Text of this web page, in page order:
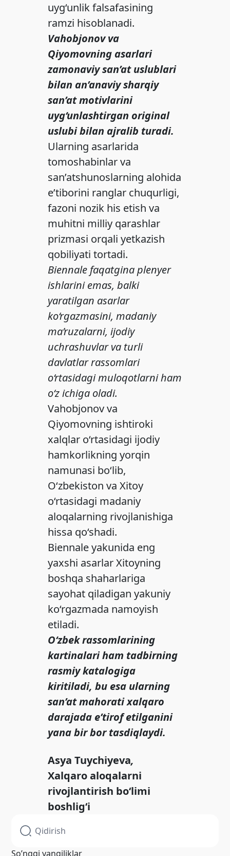
uyg‘unlik falsafasining
ramzi hisoblanadi.
Vahobjonov va
Qiyomovning asarlari
zamonaviy san’at uslublari
bilan an’anaviy sharqiy
san’at motivlarini
uyg‘unlashtirgan original
uslubi bilan ajralib turadi.
Ularning asarlarida
tomoshabinlar va
san’atshunoslarning alohida
e’tiborini ranglar chuqurligi,
fazoni nozik his etish va
muhitni milliy qarashlar
prizmasi orqali yetkazish
qobiliyati tortadi.
Biennale faqatgina plenyer
ishlarini emas, balki
yaratilgan asarlar
ko‘rgazmasini, madaniy
ma’ruzalarni, ijodiy
uchrashuvlar va turli
davlatlar rassomlari
o‘rtasidagi muloqotlarni ham
o‘z ichiga oladi.
Vahobjonov va
Qiyomovning ishtiroki
xalqlar o‘rtasidagi ijodiy
hamkorlikning yorqin
namunasi bo‘lib,
O‘zbekiston va Xitoy
o‘rtasidagi madaniy
aloqalarning rivojlanishiga
hissa qo‘shadi.
Biennale yakunida eng
yaxshi asarlar Xitoyning
boshqa shaharlariga
sayohat qiladigan yakuniy
ko‘rgazmada namoyish
etiladi.
O‘zbek rassomlarining
kartinalari ham tadbirning
rasmiy katalogiga
kiritiladi, bu esa ularning
san’at mahorati xalqaro
darajada e’tirof etilganini
yana bir bor tasdiqlaydi.
Asya Tuychiyeva,
Xalqaro aloqalarni
rivojlantirish bо‘limi
boshlig‘i
So’nggi yangiliklar